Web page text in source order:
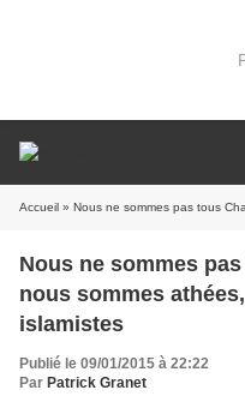
Accueil » Nous ne sommes pas tous Charlie,
Nous ne sommes
nous sommes
islamistes
Publié le 09/01/2015 à 22:22
Par Patrick Granet